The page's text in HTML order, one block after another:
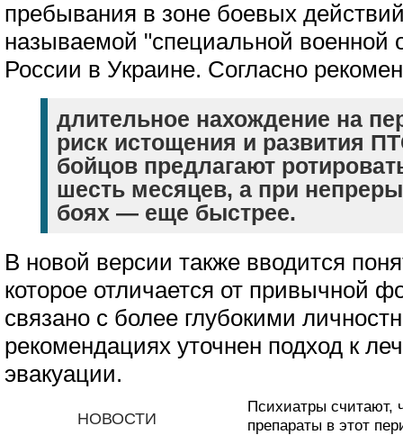
пребывания в зоне боевых
называемой "специальной военной
России в Украине. Согласно
длительное нахождение на
риск истощения и развития
бойцов предлагают
шесть месяцев, а при
боях — еще быстрее.
В новой версии также вводится
которое отличается от привычной
связано с более глубокими
рекомендациях уточнен подход к
эвакуации.
НОВОСТИ
Психиатры считают,
препараты в этот